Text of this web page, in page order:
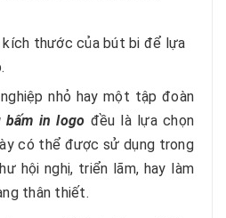
kích thước của bút bi để lựa
nhỏ hay một tập đoàn
bấm in logo đều là lựa chọn
có thể được sử dụng trong
hội nghị, triển lãm, hay làm
thân thiết.